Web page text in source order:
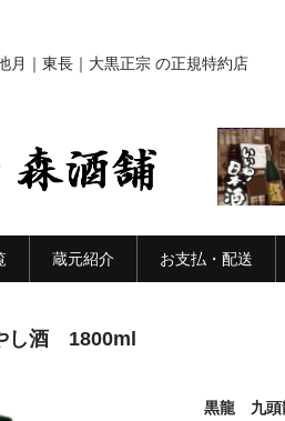
月｜東長｜大黒正宗 の正規特約店
蔵元紹介 お支払・配送
酒 1800ml
黒龍 九